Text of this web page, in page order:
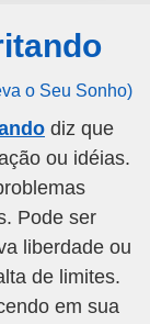
o Seu Sonho)
diz que
ou idéias.
Pode ser
liberdade ou
de limites.
em sua